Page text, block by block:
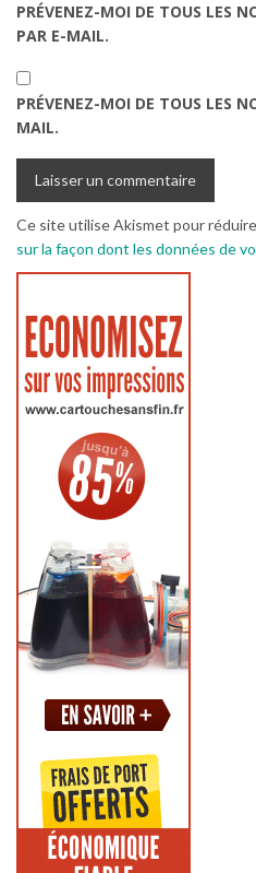
PRÉVENEZ-MOI DE TOUS LES
PAR E-MAIL.
PRÉVENEZ-MOI DE TOUS LES
MAIL.
Ce site utilise Akismet pour
sur la façon dont les données de